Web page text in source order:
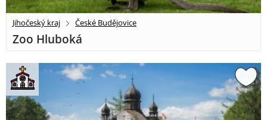
Jihočeský kraj České Budějovice
Zoo Hluboká